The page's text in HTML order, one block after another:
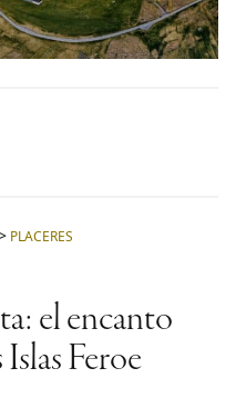
PLACERES
el encanto
Feroe